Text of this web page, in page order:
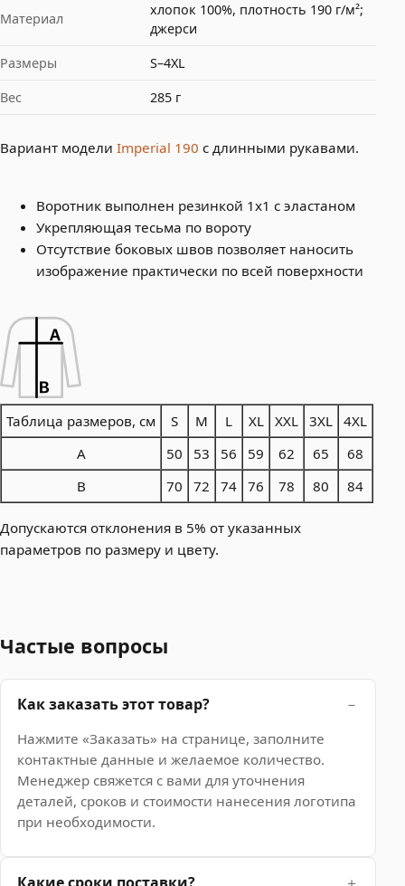
Материал
хлопок 100%, плотность 190 г/м²;
джерси
Размеры
S–4XL
Вес
285 г
Вариант модели Imperial 190 с длинными рукавами.
Воротник выполнен резинкой 1х1 с эластаном
Укрепляющая тесьма по вороту
Отсутствие боковых швов позволяет наносить
изображение практически по всей поверхности
Таблица размеров, см S M L XL XXL 3XL 4XL
A
50 53 56 59 62 65
68
B
70 72 74 76 78 80 84
Допускаются отклонения в 5% от указанных
параметров по размеру и цвету.
Частые вопросы
Как заказать этот товар?
Нажмите «Заказать» на странице, заполните
контактные данные и желаемое количество.
Менеджер свяжется с вами для уточнения
деталей, сроков и стоимости нанесения логотипа
при необходимости.